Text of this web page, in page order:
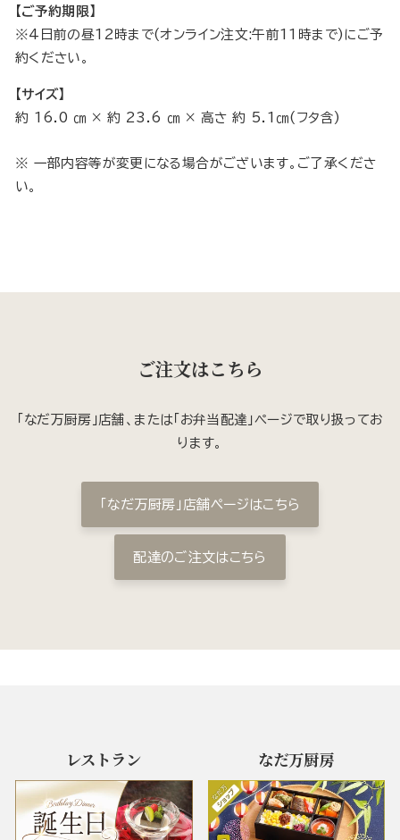
【ご予約期限】
※4日前の昼12時まで(オンライン注文:午前11時まで)にご予
約ください。
【サイズ】
約 16.0 ㎝ × 約 23.6 ㎝ × 高さ 約 5.1㎝(フタ含)
※ 一部内容等が変更になる場合がございます。ご了承くださ
い。
ご注文はこちら
「なだ万厨房」店舗、または「お弁当配達」ページで取り扱ってお
ります。
「なだ万厨房」店舗ページはこちら
配達のご注文はこちら
レストラン なだ万厨房